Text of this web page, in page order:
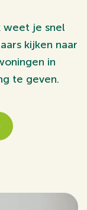
weet je snel
kijken naar
in
te geven.